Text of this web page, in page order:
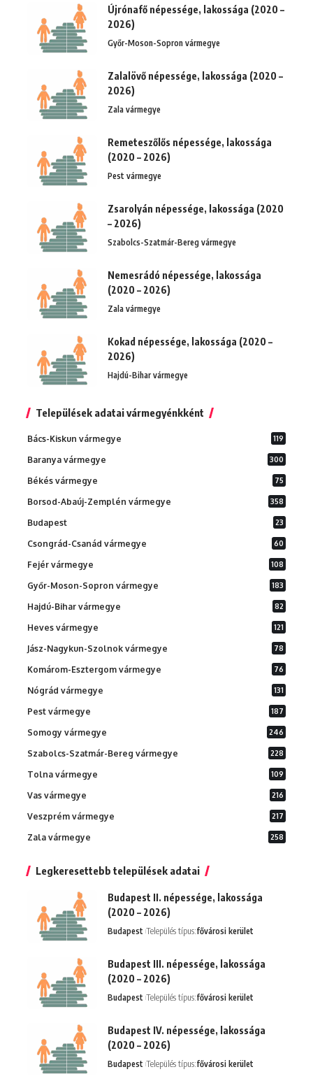
Újrónafő népessége, lakossága (2020 –
2026)
Győr-Moson-Sopron vármegye
Zalalövő népessége, lakossága (2020 –
2026)
Zala vármegye
Remeteszőlős népessége, lakossága
(2020 – 2026)
Pest vármegye
Zsarolyán népessége, lakossága (2020
– 2026)
Szabolcs-Szatmár-Bereg vármegye
Nemesrádó népessége, lakossága
(2020 – 2026)
Zala vármegye
Kokad népessége, lakossága (2020 –
2026)
Hajdú-Bihar vármegye
Települések adatai vármegyénkként
Bács-Kiskun vármegye 119
Baranya vármegye 300
Békés vármegye 75
Borsod-Abaúj-Zemplén vármegye 358
Budapest 23
Csongrád-Csanád vármegye 60
Fejér vármegye 108
Győr-Moson-Sopron vármegye 183
Hajdú-Bihar vármegye 82
Heves vármegye 121
Jász-Nagykun-Szolnok vármegye 78
Komárom-Esztergom vármegye 76
Nógrád vármegye 131
Pest vármegye 187
Somogy vármegye 246
Szabolcs-Szatmár-Bereg vármegye 228
Tolna vármegye 109
Vas vármegye 216
Veszprém vármegye 217
Zala vármegye 258
Legkeresettebb települések adatai
Budapest II. népessége, lakossága
(2020 – 2026)
Budapest Település típus:fővárosi kerület
Budapest III. népessége, lakossága
(2020 – 2026)
Budapest Település típus:fővárosi kerület
Budapest IV. népessége, lakossága
(2020 – 2026)
Budapest Település típus:fővárosi kerület